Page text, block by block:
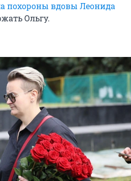
похороны вдовы Леонида
Ольгу.